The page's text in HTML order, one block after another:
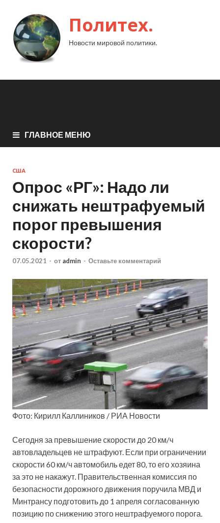
Политех.
Новости мировой политики.
ГЛАВНОЕ МЕНЮ
США
Опрос «РГ»: Надо ли
снижать нештрафуемый
порог превышения
скорости?
07.05.2021 - от admin - Оставьте комментарий
Фото: Кирилл Каллиников / РИА Новости
Сегодня за превышение скорости до 20 км/ч
автовладельцев не штрафуют. Если при ограничении
скорости 60 км/ч автомобиль едет 80, то его хозяина
за это не накажут. Правительственная комиссия по
безопасности дорожного движения поручила МВД и
Минтрансу подготовить до 1 апреля согласованную
позицию по снижению этого нештрафуемого порога.